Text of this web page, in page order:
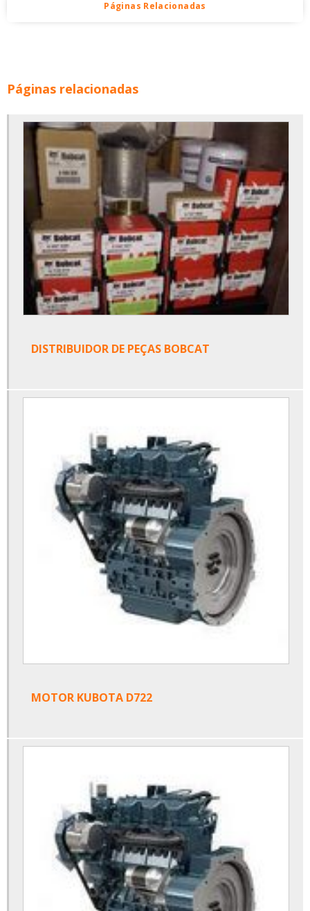
Páginas Relacionadas
Páginas relacionadas
DISTRIBUIDOR DE PEÇAS BOBCAT
MOTOR KUBOTA D722